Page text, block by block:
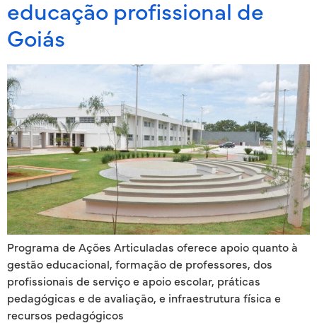
educação profissional de
Goiás
Programa de Ações Articuladas oferece apoio quanto à
gestão educacional, formação de professores, dos
profissionais de serviço e apoio escolar, práticas
pedagógicas e de avaliação, e infraestrutura física e
recursos pedagógicos